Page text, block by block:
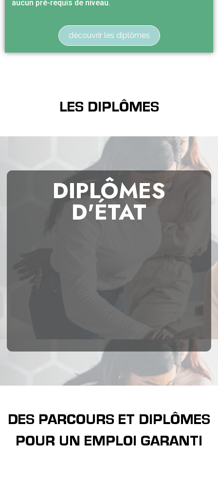
aucun pré-requis de niveau.
découvrir les diplômes
LES DIPLÔMES
DIPLÔMES
D'ÉTAT
DES PARCOURS ET DIPLÔMES
POUR UN EMPLOI GARANTI